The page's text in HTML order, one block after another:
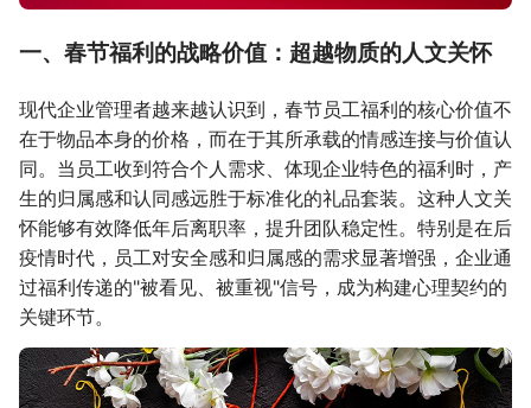
一、春节福利的战略价值：超越物质的人文关怀
现代企业管理者越来越认识到，春节员工福利的核心价值不
在于物品本身的价格，而在于其所承载的情感连接与价值认
同。当员工收到符合个人需求、体现企业特色的福利时，产
生的归属感和认同感远胜于标准化的礼品套装。这种人文关
怀能够有效降低年后离职率，提升团队稳定性。特别是在后
疫情时代，员工对安全感和归属感的需求显著增强，企业通
过福利传递的"被看见、被重视"信号，成为构建心理契约的
关键环节。